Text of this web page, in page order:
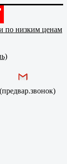
по низким ценам